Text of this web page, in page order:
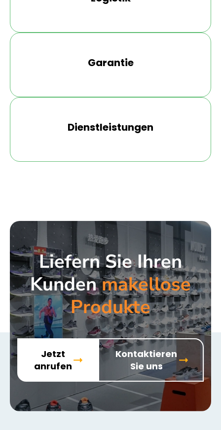
Garantie
Dienstleistungen
Liefern Sie Ihren
Kundenmakellose
Produkte
Jetzt
anrufen
Kontaktieren
Sie uns